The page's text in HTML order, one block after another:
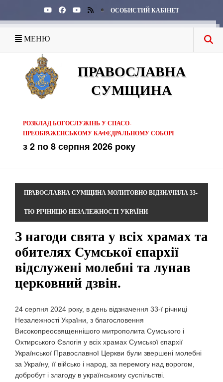
ОСОБИСТИЙ КАБІНЕТ
МЕНЮ
ПРАВОСЛАВНА
СУМЩИНА
РОЗКЛАД БОГОСЛУЖІНЬ У СПАСО-
ПРЕОБРАЖЕНСЬКОМУ КАФЕДРАЛЬНОМУ СОБОРІ
з 2 по 8 серпня 2026 року
ПРАВОСЛАВНА СУМЩИНА МОЛИТОВНО ВІДЗНАЧИЛА 33-
ТЮ РІЧНИЦЮ НЕЗАЛЕЖНОСТІ УКРАЇНИ
З нагоди свята у всіх храмах та
обителях Сумської єпархії
відслужені молебні та лунав
церковний дзвін.
24 серпня 2024 року, в день відзначення 33-ї річниці
Незалежності України, з благословення
Високопреосвященнішого митрополита Сумського і
Охтирського Євлогія у всіх храмах Сумської єпархії
Української Православної Церкви були звершені молебні
за Україну, її військо і народ, за перемогу над ворогом,
добробут і злагоду в українському суспільстві.